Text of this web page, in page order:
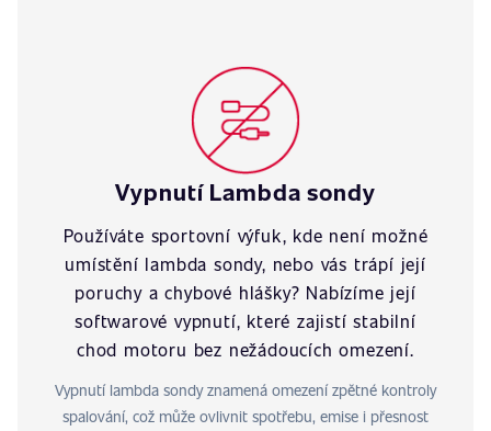
Vypnutí Lambda sondy
Používáte sportovní výfuk, kde není možné
umístění lambda sondy, nebo vás trápí její
poruchy a chybové hlášky? Nabízíme její
softwarové vypnutí, které zajistí stabilní
chod motoru bez nežádoucích omezení.
Vypnutí lambda sondy znamená omezení zpětné kontroly
spalování, což může ovlivnit spotřebu, emise i přesnost